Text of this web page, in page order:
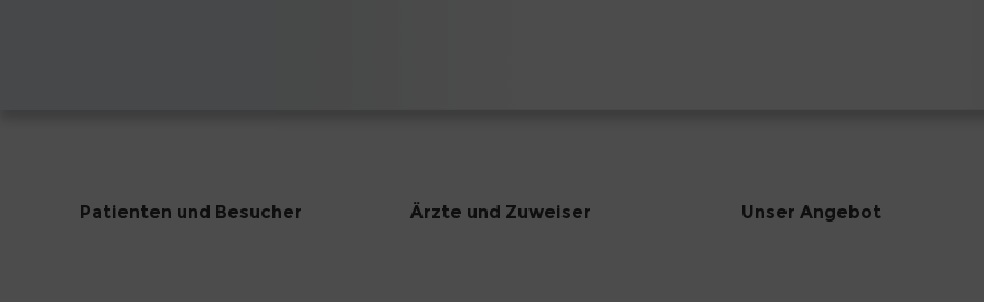
Patienten und Besucher Ärzte und Zuweiser Unser Angebot